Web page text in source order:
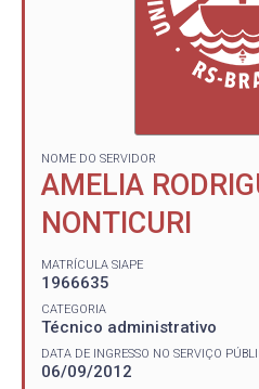
NOME DO SERVIDOR
AMELIA
NONTICURI
MATRÍCULA SIAPE
1966635
CATEGORIA
Técnico administrativo
DATA DE INGRESSO NO SERVIÇO
06/09/2012